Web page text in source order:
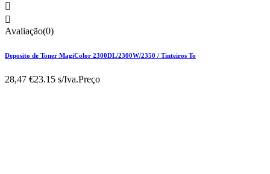


Avaliação(0)
Deposito de Toner MagiColor 2300DL/2300W/2350 / Tinteiros To
28,47 €23.15 s/Iva.Preço